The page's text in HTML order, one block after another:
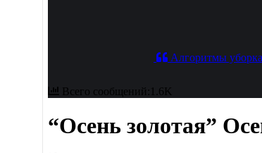
Алгоритмы
Всего сообщений:1.6K
“Осень золотая”